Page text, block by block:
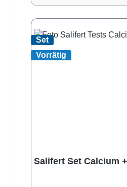
Set
Vorrätig
Salifert Set Calcium